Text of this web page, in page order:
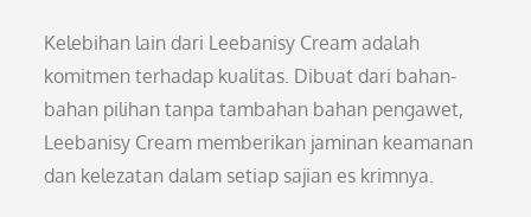
Kelebihan lain dari Leebanisy Cream adalah
komitmen terhadap kualitas. Dibuat dari bahan-
bahan pilihan tanpa tambahan bahan pengawet,
Leebanisy Cream memberikan jaminan keamanan
dan kelezatan dalam setiap sajian es krimnya.